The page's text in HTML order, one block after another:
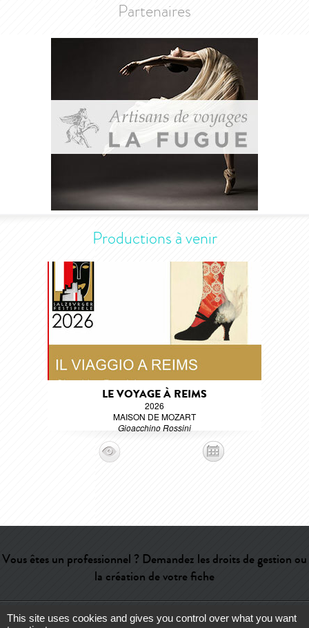
Partenaires
Productions à venir
LE VOYAGE À REIMS
2026
MAISON DE MOZART
Gioacchino Rossini
Vous êtes un professionnel ? Demandez les droits de gestion ou
la création de votre fiche
Aide-Contact-Admin-Lexique-CGU-Qui sommes-nous ?-
This site uses cookies and gives you control over what you want